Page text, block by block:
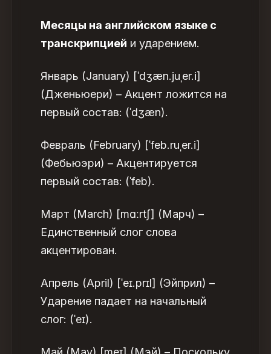
Месяцы на английском языке с
транскрипцией и ударением.
Январь (January) [ˈdʒæn.juˌer.i]
(Дженьюери) – Акцент ложится на
первый состав: (ˈdʒæn).
Февраль (February) [ˈfeb.ruˌer.i]
(Фебьюэри) – Акцентируется
первый состав: (ˈfeb).
Март (March) [mɑːrtʃ] (Марч) –
Единственный слог слова
акцентирован.
Апрель (April) [ˈeɪ.prɪl] (Эйприл) –
Ударение падает на начальный
слог: (ˈeɪ).